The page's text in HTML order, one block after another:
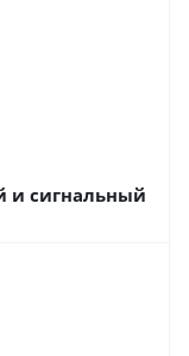
и сигнальный